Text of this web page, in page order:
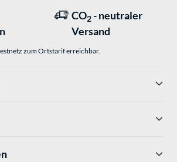
CO2 - neutraler
Versand
zum Ortstarif erreichbar.